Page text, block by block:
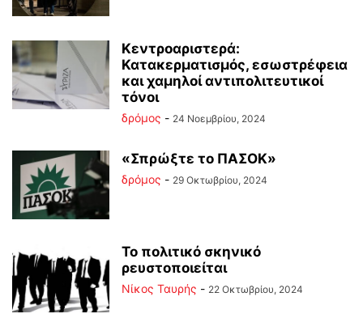
Κεντροαριστερά:
Κατακερματισμός, εσωστρέφεια
και χαμηλοί αντιπολιτευτικοί
τόνοι
δρόμος - 24 Νοεμβρίου, 2024
«Σπρώξτε το ΠΑΣΟΚ»
δρόμος - 29 Οκτωβρίου, 2024
Το πολιτικό σκηνικό
ρευστοποιείται
Νίκος Ταυρής - 22 Οκτωβρίου, 2024